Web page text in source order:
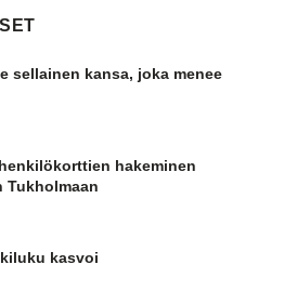
sellainen kansa, joka menee
hakeminen
Tukholmaan
kasvoi